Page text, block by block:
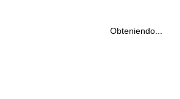
Obteniendo...